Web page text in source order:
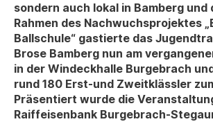
sondern auch lokal in Bamberg und
Rahmen des Nachwuchsprojektes
Ballschule“ gastierte das
Brose Bamberg nun am
in der Windeckhalle Burgebrach
rund 180 Erst-und Zweitklässler
Präsentiert wurde die
Raiffeisenbank Burgebrach-